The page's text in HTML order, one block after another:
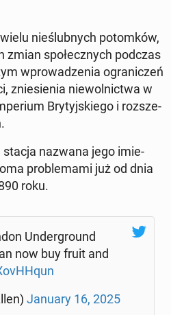
nie­ślub­nych po­tom­ków,
zmian spo­łecz­nych podczas
wpro­wa­dze­nia ogra­ni­czeń
znie­sie­nia nie­wol­nic­twa w
Bry­tyj­skie­go i roz­sze­
stacja nazwana jego imie­
pro­ble­ma­mi już od dnia
roku.
Un­der­gro­und
now buy fruit and
January 16, 2025